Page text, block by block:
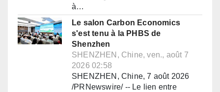
à…
Le salon Carbon Economics
s'est tenu à la PHBS de
Shenzhen
SHENZHEN, Chine, ven., août 7
2026 02:58
SHENZHEN, Chine, 7 août 2026
/PRNewswire/ -- Le lien entre